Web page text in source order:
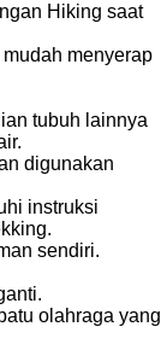
Hiking saat
menyerap
tubuh lainnya
digunakan
instruksi
sendiri.
olahraga yang